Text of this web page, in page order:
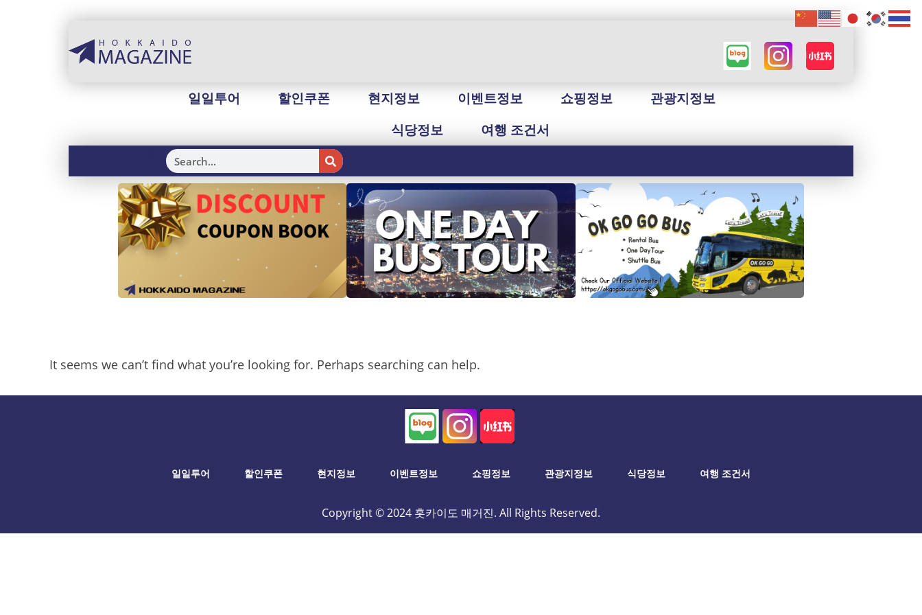
일일투어 할인쿠폰 현지정보 이벤트정보 쇼핑정보
관광지정보
식당정보
여행 조건서
It seems we can’t find what you’re looking for. Perhaps searching can help.
일일투어 할인쿠폰 현지정보 이벤트정보 쇼핑정보 관광지정보 식당정보 여행 조건서
Copyright © 2024 홋카이도 매거진. All Rights Reserved.